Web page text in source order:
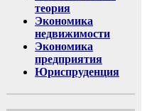
теория
Экономика
недвижимости
Экономика
предприятия
Юриспруденция